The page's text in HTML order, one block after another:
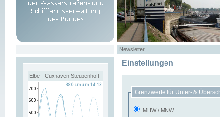
Newsletter
Elbe - Cuxhaven Steubenhöft
Einstellungen
Grenzwerte für Unter- &
MHW / MNW